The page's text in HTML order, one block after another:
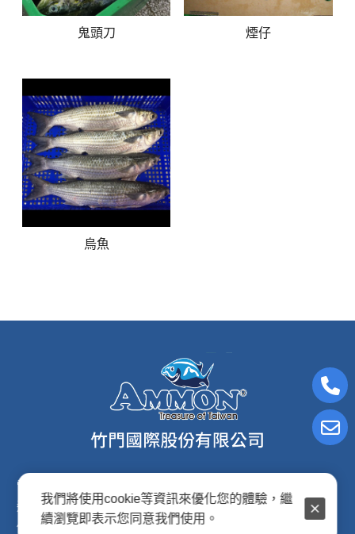
鬼頭刀 煙仔
烏魚
電子信箱:ammon8@ms22.hinet.net
連絡電話: (02)2876-2691
傳真專線: (02)2876-2692
我們將使用cookie等資訊來優化您的體驗，繼
續瀏覽即表示您同意我們使用。